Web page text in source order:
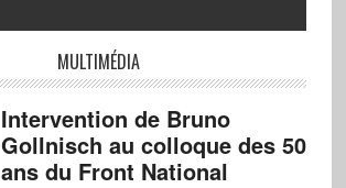
MULTIMÉDIA
Intervention de Bruno
Gollnisch au colloque des 50
ans du Front National